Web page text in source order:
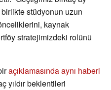
stüdyonun uzun
kaynak
stratejimizdeki rolünü
açıklamasında aynı haberi
yıldır beklentileri